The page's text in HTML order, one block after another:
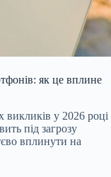
як це вплине
викликів у 2026 році
під загрозу
вплинути на